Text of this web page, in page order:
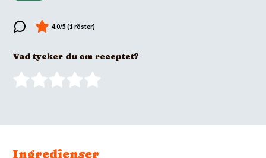
Vad tycker du om receptet?
Ingredienser